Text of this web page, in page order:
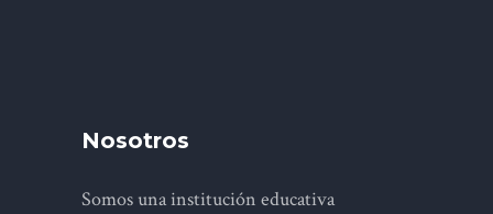
Nosotros
Somos una institución educativa